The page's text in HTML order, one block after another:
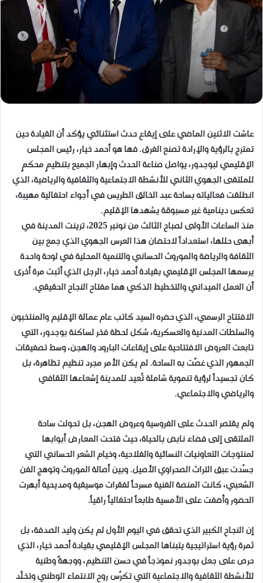
عاشت الاثنين الماضي على إيقاع حدث استثنائي يؤكد أن القيادة حين
تمتزج بالرؤية والإرادة تصنع الفرق. فها هو أحمد خيار، رئيس المجلس
الإقليمي لبوجدور، يواصل صناعة الحدث وإبهار الجميع بتنظيمٍ محكمٍ
للملتقى الجهوي الثاني للأنشطة الاجتماعية والثقافية والرياضية، الذي
انطلقت فعالياته بساحة عبد الخالق الطريس في أجواء احتفالية مهيبة،
تعكس دينامية غير مسبوقة يشهدها الإقليم.
منذ الساعات الأولى لصباح الثالث من نونبر 2025، تزينت المدينة في
أبهى حللها، استعداداً لاحتضان هذا العرس الجهوي الذي جمع بين
الثقافة والرياضة والموروث الحساني والتنمية المحلية في لوحة واحدة
يرسمها المجلس الإقليمي بقيادة أحمد خيار، الرجل الذي أثبت مرة أخرى
أن العمل الميداني والتخطيط الذكي هما مفتاح النجاح الحقيقي.
الافتتاح الرسمي، الذي حضره السيد كاتب عام عمالة الإقليم والمنتخبون
والسلطات المدنية والعسكرية، شكل لحظة فخر لساكنة بوجدور، التي
تابعت العروض الافتتاحية على إيقاعات البارود والهجن، وسط تصفيقات
الجمهور الذي غصّت به الساحة. لم يكن الأمر مجرد تنظيم تظاهرة، بل
كان تجسيداً لرؤية تنموية شاملة تُعيد للمدينة إشعاعها الثقافي
والرياضي والاجتماعي.
ولم يقتصر الحدث على الفروسية وعروض الهجن، بل تحولت ساحة
الملتقى إلى فضاء نابض بالحياة، حيث فتحت المعارض أبوابها
لمنتوجات التعاونيات النسائية والفلاحية، وخيام الشعر الحساني التي
جسّدت عبق التراث الصحراوي الأصيل. وبين أصالة الموروث وتوهج الفن
الشعبي، كانت المنصة الفنية مسرحاً لفقرات موسيقية ومديحية أبهرت
الحضور وأضفت على الأمسية طابعاً احتفالياً راقياً.
إن النجاح الكبير الذي تحقق في اليوم الأول لم يكن وليد الصدفة، بل
ثمرة رؤية استراتيجية يتبناها المجلس الإقليمي بقيادة أحمد خيار، الذي
حرص على جعل بوجدور نموذجاً في حسن التنظيم، ووجهةً وطنية
للأنشطة الثقافية والاجتماعية التي تكرّس روح الانتماء الوطني وتخلّد